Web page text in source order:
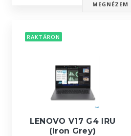
MEGNÉZEM
RAKTÁRON
LENOVO V17 G4 IRU
(Iron Grey)